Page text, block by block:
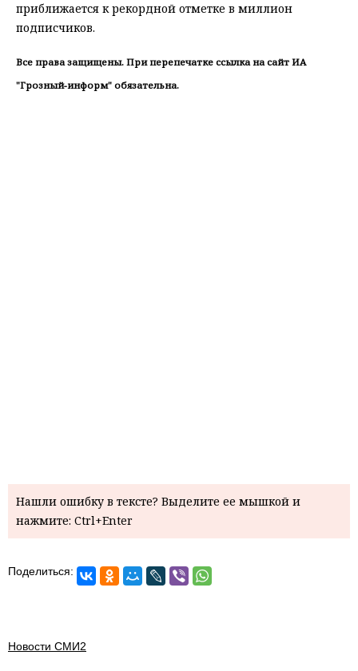
приближается к рекордной отметке в миллион
подписчиков.
Все права защищены. При перепечатке ссылка на сайт ИА
"Грозный-информ" обязательна.
Нашли ошибку в тексте? Выделите ее мышкой и
нажмите: Ctrl+Enter
Поделиться:
Новости СМИ2